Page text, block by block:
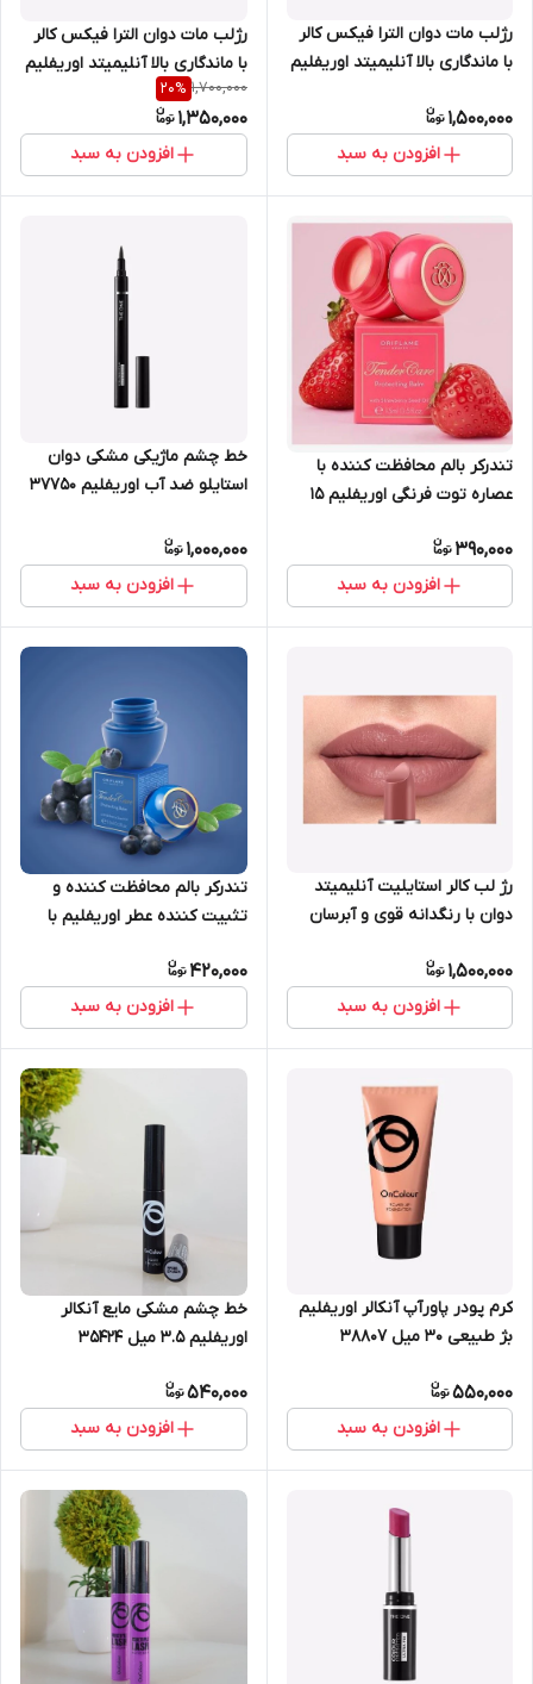
رژلب مات دوان الترا فیکس کالر
با ماندگاری بالا آنلیمیتد اوریفلیم
1,500,000
افزودن به سبد
رژلب مات دوان الترا فیکس کالر
با ماندگاری بالا آنلیمیتد اوریفلیم
41798
1,700,000
20%
1,350,000
افزودن به سبد
تندرکر بالم محافظت کننده با
عصاره توت فرنگی اوریفلیم 15
390,000
افزودن به سبد
خط چشم ماژیکی مشکی دوان
استایلو ضد آب اوریفلیم 37750
1,000,000
افزودن به سبد
رژ لب کالر استایلیت آنلیمیتد
دوان با رنگدانه قوی و آبرسان
1,500,000
افزودن به سبد
تندرکر بالم محافظت کننده و
تثبیت کننده عطر اوریفلیم با
420,000
افزودن به سبد
کرم پودر پاورآپ آنکالر اوریفلیم
بژ طبیعی 30 میل 38807
550,000
افزودن به سبد
خط چشم مشکی مایع آنکالر
اوریفلیم 3.5 میل 35424
540,000
افزودن به سبد